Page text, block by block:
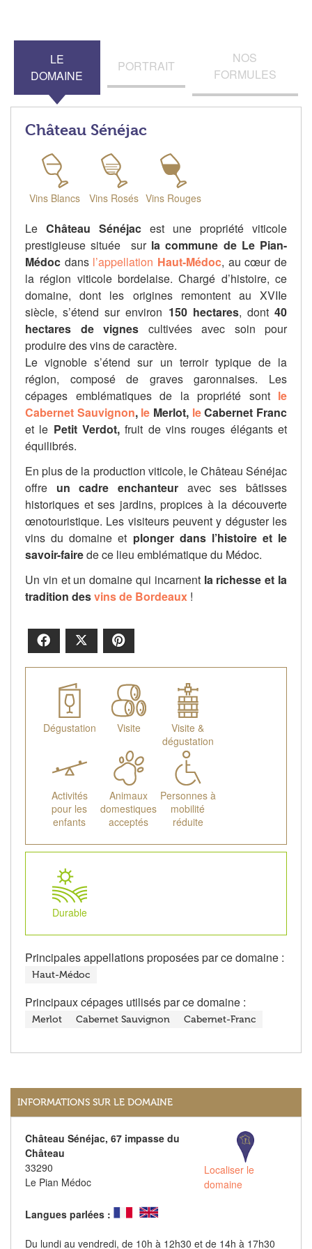
LE
DOMAINE
PORTRAIT
NOS
FORMULES
Château Sénéjac
Vins Blancs Vins Rosés Vins Rouges
Le Château Sénéjac est une propriété viticole
prestigieuse située sur la commune de Le Pian-
Médoc dans l’appellation Haut-Médoc, au cœur de
la région viticole bordelaise. Chargé d’histoire, ce
domaine, dont les origines remontent au XVIIe
siècle, s’étend sur environ 150 hectares, dont40
hectares de vignes cultivées avec soin pour
produire des vins de caractère.
Le vignoble s’étend sur un terroir typique de la
région, composé de graves garonnaises. Les
cépages emblématiques de la propriété sont le
Cabernet Sauvignon, le Merlot, leCabernet Franc
et le Petit Verdot, fruit de vins rouges élégants et
équilibrés.
En plus de la production viticole, le Château Sénéjac
offre un cadre enchanteur avec ses bâtisses
historiques et ses jardins, propices à la découverte
œnotouristique. Les visiteurs peuvent y déguster les
vins du domaine et plonger dans l’histoire et le
savoir-fairede ce lieu emblématique du Médoc.
Un vin et un domaine qui incarnent la richesse et la
tradition desvins de Bordeaux !
Facebook
Dégustation Visite
Visite &
dégustation
Activités
pour les
enfants
Animaux
domestiques
acceptés
Personnes à
mobilité
réduite
Durable
Principales appellations proposées par ce domaine :
Haut-Médoc
Principaux cépages utilisés par ce domaine :
Merlot Cabernet Sauvignon Cabernet-Franc
INFORMATIONS SUR LE DOMAINE
Château Sénéjac, 67 impasse du
Château
33290
Le Pian Médoc
Localiser le
domaine
Langues parlées :
Du lundi au vendredi, de 10h à 12h30 et de 14h à 17h30